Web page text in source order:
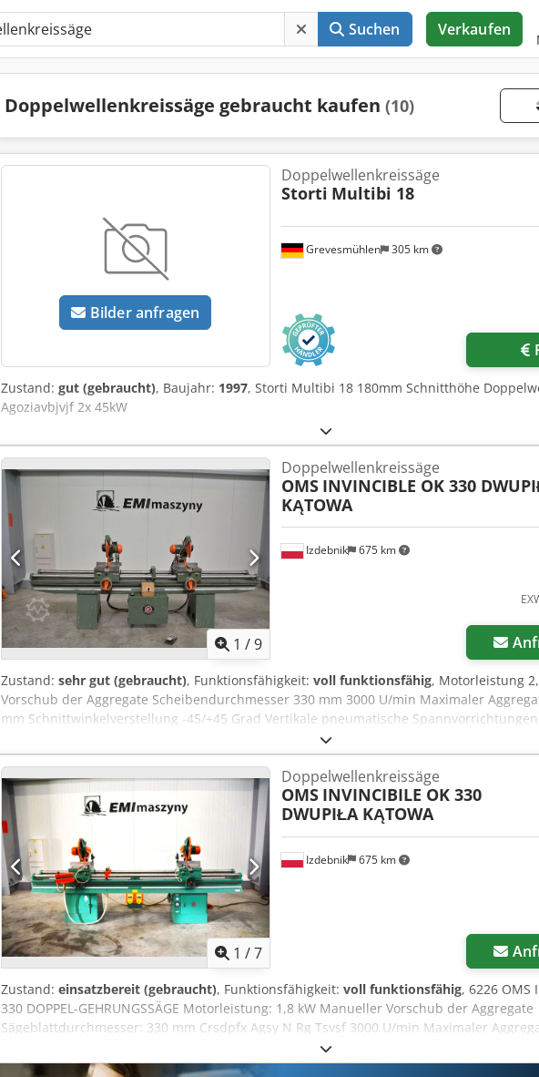
Suchen Verkaufen
Doppelwellenkreissäge gebraucht kaufen (10)
Bilder anfragen
Grevesmühlen 305 km
Doppelwellenkreissäge
Storti Multibi 18
Zustand: gut (gebraucht), Baujahr: 1997, Storti Multibi 18 180mm Schnitthöhe
Agoziavbjvjf 2x 45kW
1 /9
Izdebnik 675 km
Doppelwellenkreissäge
OMS INVINCIBLE OK 330
KĄTOWA
Zustand: sehr gut (gebraucht), Funktionsfähigkeit: voll funktionsfähig, Motorleistung
Vorschub der Aggregate Scheibendurchmesser 330 mm 3000 U/min Maximaler
mm Schnittwinkelverstellung -45/+45 Grad Vertikale pneumatische
Schneidvorgangs per Fußpedal Sicherheitsabschalter Breite 900 mm, Höhe 1500 mm
Ribegvjrf
1 /7
Izdebnik 675 km
Doppelwellenkreissäge
OMS INVINCIBILE OK 330
DWUPIŁA KĄTOWA
Zustand: einsatzbereit (gebraucht), Funktionsfähigkeit: voll funktionsfähig, 6226 OMS
330 DOPPEL-GEHRUNGSSÄGE Motorleistung: 1,8 kW Manueller Vorschub der Aggregate
Sägeblattdurchmesser: 330 mm Crsdpfx Agsy N Rg Tsvsf 3000 U/min Maximaler
mm Schnittwinkelverstellung: -45/+45 Grad Pneumatische vertikale und horizontale
Schnittstart durch Zwei-Hand-Bedienung Sicherheits-Hauptschalter Breite: 900 mm,